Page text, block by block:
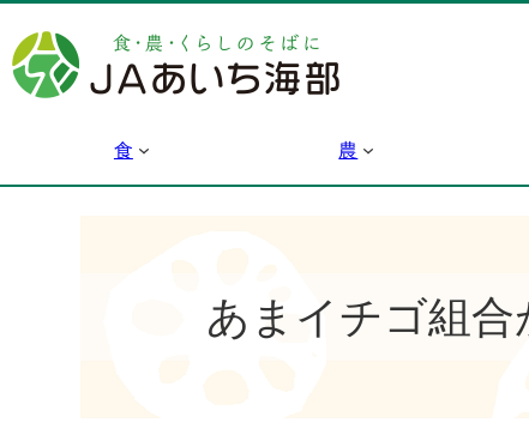
容
を
食 農
あまイチゴ組